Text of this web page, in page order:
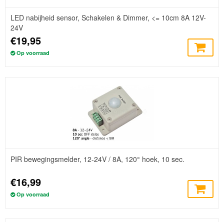
LED nabijheid sensor, Schakelen & Dimmer, <= 10cm 8A 12V-
24V
€19,95
Op voorraad
PIR bewegingsmelder, 12-24V / 8A, 120° hoek, 10 sec.
€16,99
Op voorraad